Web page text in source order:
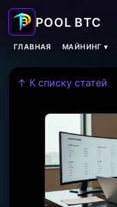
ГЛАВНАЯ МАЙНИНГ ▾
↑ К списку статей